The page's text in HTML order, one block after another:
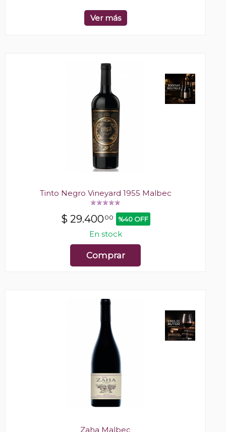
Ver más
Tinto Negro Vineyard 1955 Malbec
$ 29.40000 %40 OFF
En stock
Comprar
Zaha Malbec